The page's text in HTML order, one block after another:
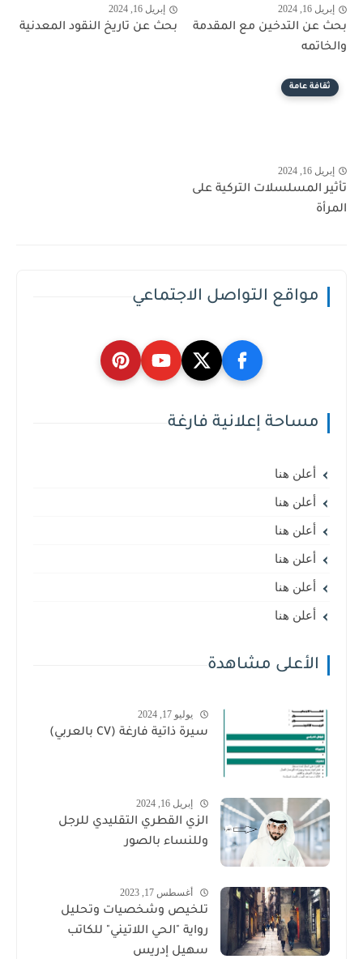
إبريل 16, 2024
بحث عن التدخين مع المقدمة
والخاتمه
إبريل 16, 2024
بحث عن تاريخ النقود المعدنية
ثقافة عامة
إبريل 16, 2024
تأثير المسلسلات التركية على
المرأة
مواقع التواصل الاجتماعي
مساحة إعلانية فارغة
أعلن هنا
أعلن هنا
أعلن هنا
أعلن هنا
أعلن هنا
أعلن هنا
الأعلى مشاهدة
يوليو 17, 2024
سيرة ذاتية فارغة (CV بالعربي)
إبريل 16, 2024
الزي القطري التقليدي للرجل
وللنساء بالصور
أغسطس 17, 2023
تلخيص وشخصيات وتحليل
رواية "الحي اللاتيني" للكاتب
سهيل إدريس